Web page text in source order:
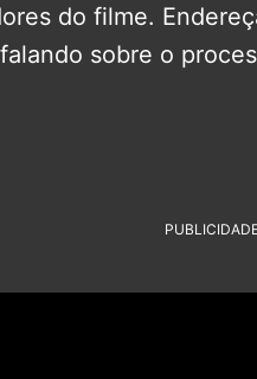
do filme.
sobre o